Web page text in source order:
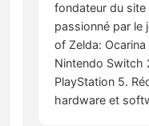
fondateur du
passionné par le
of Zelda:
Nintendo Switch
PlayStation 5.
hardware et